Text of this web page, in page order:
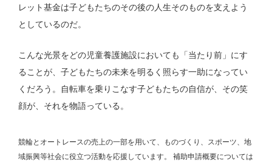
レット基金は子どもたちのその後の人生そのものを支えよう
としているのだ。
こんな光景をどの児童養護施設においても「当たり前」にす
ることが、子どもたちの未来を明るく照らす一助になってい
くだろう。自転車を乗りこなす子どもたちの自信が、その笑
顔が、それを物語っている。
競輪とオートレースの売上の一部を用いて、
ものづくり、スポーツ、地
域振興等社会に役立つ活動を応援しています。
補助申請概要については